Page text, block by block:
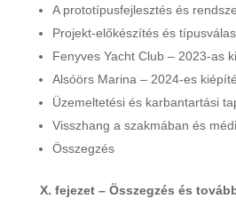
A prototípusfejlesztés és
Projekt-előkészítés és
Fenyves Yacht Club – 2023-as
Alsóörs Marina – 2024-es
Üzemeltetési és karbantartási
Visszhang a szakmában és
Összegzés
X. fejezet – Összegzés és